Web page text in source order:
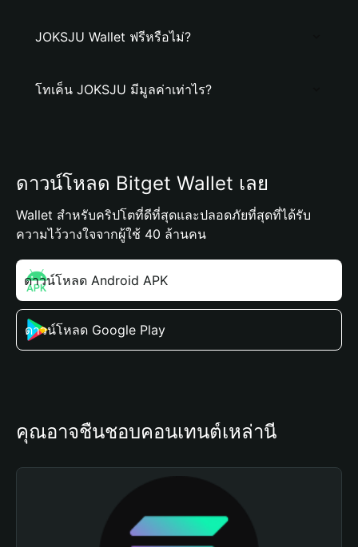
JOKSJU Wallet ฟรีหรือไม่?
โทเค็น JOKSJU มีมูลค่าเท่าไร?
ดาวน์โหลด Bitget Wallet เลย
Wallet สำหรับคริปโตที่ดีที่สุดและปลอดภัยที่สุดที่ได้รับ
ความไว้วางใจจากผู้ใช้ 40 ล้านคน
ดาวน์โหลด Android APK
ดาวน์โหลด Google Play
คุณอาจชื่นชอบคอนเทนต์เหล่านี้